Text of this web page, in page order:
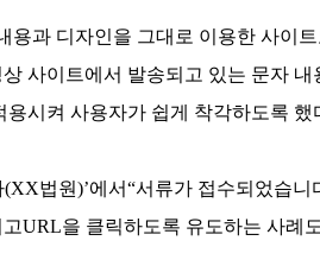
용과 디자인을 그대로 이용한 사이
상 사이트에서 발송되고 있는 문자
시켜 사용자가 쉽게 착각하도록 했
법원)’에서“서류가 접수되었습
URL을 클릭하도록 유도하는 사례